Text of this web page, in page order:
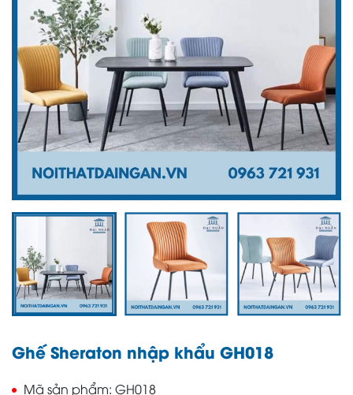
Ghế Sheraton nhập khẩu GH018
Mã sản phẩm GH018